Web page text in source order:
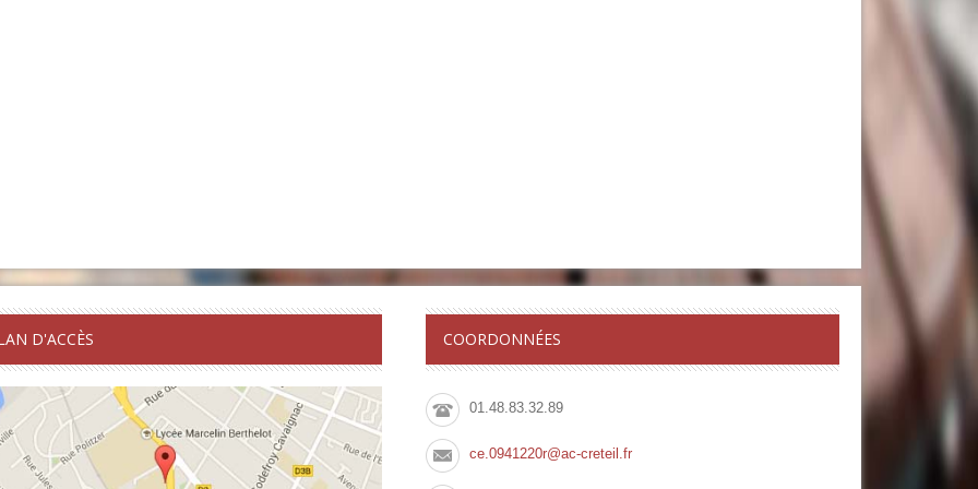
D'ACCÈS COORDONNÉES
01.48.83.32.89
ce.0941220r@ac-creteil.fr